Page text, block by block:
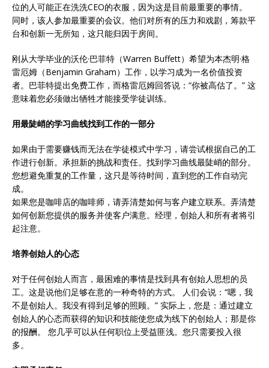
位的人可能正在洗洗CEO的衣服，因为这是目前最重要的事情。
同时，该人参加最重要的会议。他们对所有的压力和戏剧，筹款平
台和创新一无所知，这只能归因于房间。
刚从大学毕业的沃伦·巴菲特（Warren Buffett）希望为本杰明·格
雷厄姆（Benjamin Graham）工作，以学习成为一名价值投资
者。巴菲特提出免费工作，而格雷厄姆回答说：“你被高估了。” 这
意味着您必须做出牺牲才能接受学徒训练。
用最陡峭的学习曲线找到工作的一部分
如果由于需要赚钱而无法在学徒模式中学习，请尝试根据自己的工
作进行创新。承担新的挑战和责任。找到学习曲线最陡峭的部分。
您想避免重复的工作量，这只是等待时间，直到您的工作自动完
成。
如果您是咖啡店的咖啡师，请弄清楚如何与客户建立联系。弄清楚
如何创新您提供的服务并使客户满意。经理，创始人和所有者将引
起注意。
培养创始人的心态
对于任何创始人而言，最困难的事情是找到具有创始人思想的员
工。这是说他们足够在意的一种奇特的方式。 人们会说：“嗯，我
不是创始人。我没有得到足够的照顾。” 实际上，您是：通过建立
创始人的心态而获得的知识和技能使您成为线下的创始人；那是你
的报酬。 您几乎可以从任何职位上受益匪浅。您只需要投入很
多。